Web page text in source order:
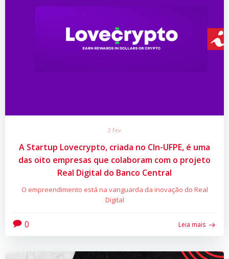
2 fev
A Startup Lovecrypto, criada no CIn-UFPE, é uma
das oito empresas que colaboram com o projeto
Real Digital do Banco Central
O empreendimento está na vanguarda da inovação do Real
Digital
0 Leia mais